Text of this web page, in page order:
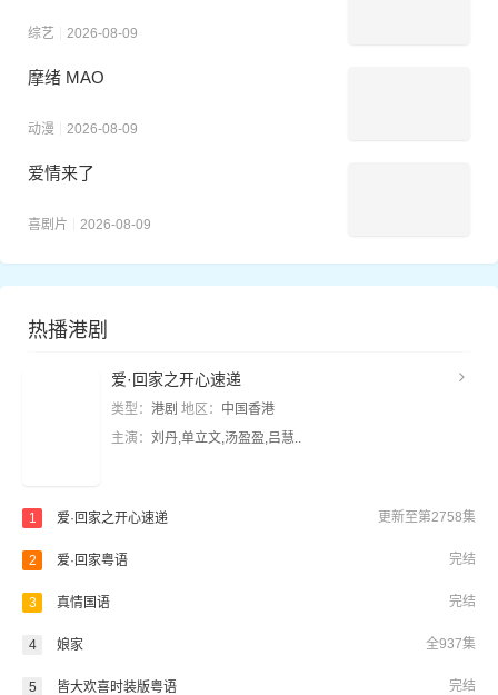
综艺 2026-08-09
摩绪 MAO
动漫 2026-08-09
爱情来了
喜剧片 2026-08-09
热播港剧
爱·回家之开心速递
类型： 港剧 地区： 中国香港
主演： 刘丹,单立文,汤盈盈,吕慧..
更新至第2758集
1 爱·回家之开心速递
完结
2 爱·回家粤语
完结
3 真情国语
全937集
4 娘家
完结
5 皆大欢喜时装版粤语